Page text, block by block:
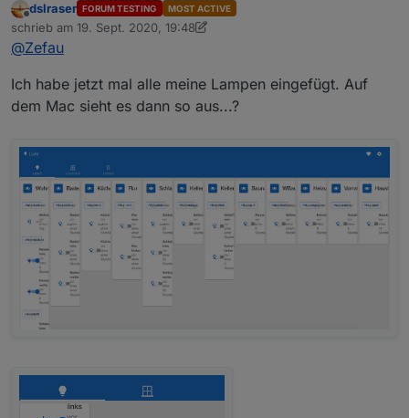
Offline
dslraser FORUM TESTING MOST ACTIVE
schrieb am 19. Sept. 2020, 19:48
zuletzt editiert von dslraser
@Zefau
Ich habe jetzt mal alle meine Lampen eingefügt. Auf
dem Mac sieht es dann so aus...?